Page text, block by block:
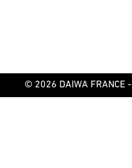
© 2026 DAIWA FRANCE -